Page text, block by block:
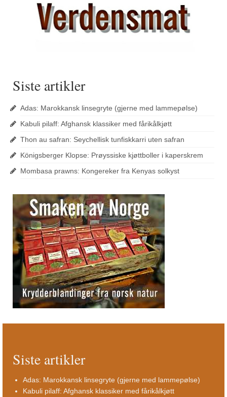
Siste artikler
Adas: Marokkansk linsegryte (gjerne med lammepølse)
Kabuli pilaff: Afghansk klassiker med fårikålkjøtt
Thon au safran: Seychellisk tunfiskkarri uten safran
Königsberger Klopse: Prøyssiske kjøttboller i kaperskrem
Mombasa prawns: Kongereker fra Kenyas solkyst
Siste artikler
Adas: Marokkansk linsegryte (gjerne med lammepølse)
Kabuli pilaff: Afghansk klassiker med fårikålkjøtt